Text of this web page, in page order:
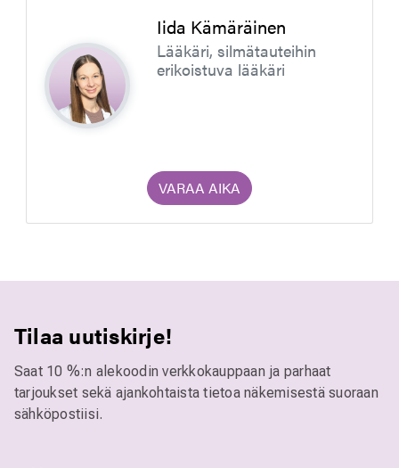
Iida Kämäräinen
Lääkäri, silmätauteihin
erikoistuva lääkäri
VARAA AIKA
Tilaa uutiskirje!
Saat 10 %:n alekoodin verkkokauppaan ja parhaat
tarjoukset sekä ajankohtaista tietoa näkemisestä suoraan
sähköpostiisi.